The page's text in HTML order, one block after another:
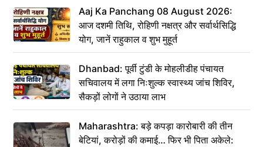
Aaj Ka Panchang 08 August 2026:
आज दशमी तिथि, रोहिणी नक्षत्र और सर्वार्थसिद्धि
योग, जानें राहुकाल व शुभ मुहूर्त
Dhanbad: पूर्वी टुंडी के मोहलीडीह पंचायत
सचिवालय में लगा निःशुल्क स्वास्थ्य जांच शिविर,
सैकड़ों लोगों ने उठाया लाभ
Maharashtra: बड़े कपड़ा कारोबारी की तीन
बेटियां, करोड़ों की कमाई… फिर भी पिता अकेले: